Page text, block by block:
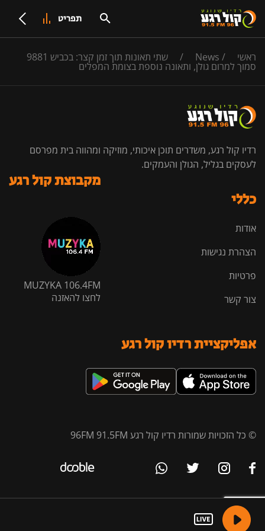
תפריט
ראשי /
News
/ שתי תאונות תוך זמן קצר: בכביש 9881
סמוך למרום גולן, ותאונה נוספת בצומת המפלים
רדיו קול רגע, משדרים תוכן איכותי, מוזיקה ומהווה בית מפרסם
לעסקים בגליל, הגולן והעמקים.
כללי
אודות
הצהרת נגישות
פרטיות
צור קשר
מקבוצת קול רגע
MUZYKA 106.4FM
לחצו להאזנה
אפליקציית רדיו קול רגע
© כל הזכויות שמורות רדיו קול רגע 96FM 91.5FM